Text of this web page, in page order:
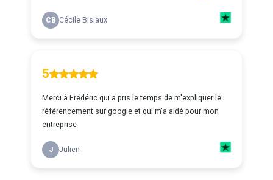
CB Cécile Bisiaux
5
Merci à Frédéric qui a pris le temps de m'expliquer le
référencement sur google et qui m'a aidé pour mon
entreprise
J Julien